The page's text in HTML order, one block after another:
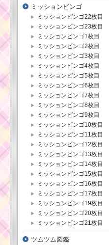
ミッションビンゴ
ミッションビンゴ22枚目
ミッションビンゴ23枚目
ミッションビンゴ1枚目
ミッションビンゴ2枚目
ミッションビンゴ3枚目
ミッションビンゴ4枚目
ミッションビンゴ5枚目
ミッションビンゴ6枚目
ミッションビンゴ7枚目
ミッションビンゴ8枚目
ミッションビンゴ9枚目
ミッションビンゴ10枚目
ミッションビンゴ11枚目
ミッションビンゴ12枚目
ミッションビンゴ13枚目
ミッションビンゴ14枚目
ミッションビンゴ15枚目
ミッションビンゴ16枚目
ミッションビンゴ17枚目
ミッションビンゴ19枚目
ミッションビンゴ20枚目
ミッションビンゴ21枚目
ツムツム図鑑